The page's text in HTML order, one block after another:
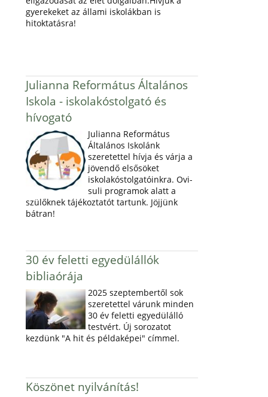
gyerekeket az állami iskolákban is
hitoktatásra!
Julianna Református Általános
Iskola - iskolakóstolgató és
hívogató
Julianna Református
Általános Iskolánk
szeretettel hívja és várja a
jövendő elsősöket
iskolakóstolgatóinkra. Ovi-
suli programok alatt a
szülőknek tájékoztatót tartunk. Jöjjünk
bátran!
30 év feletti egyedülállók
bibliaórája
2025 szeptembertől sok
szeretettel várunk minden
30 év feletti egyedülálló
testvért. Új sorozatot
kezdünk "A hit és példaképei" címmel.
Köszönet nyilvánítás!